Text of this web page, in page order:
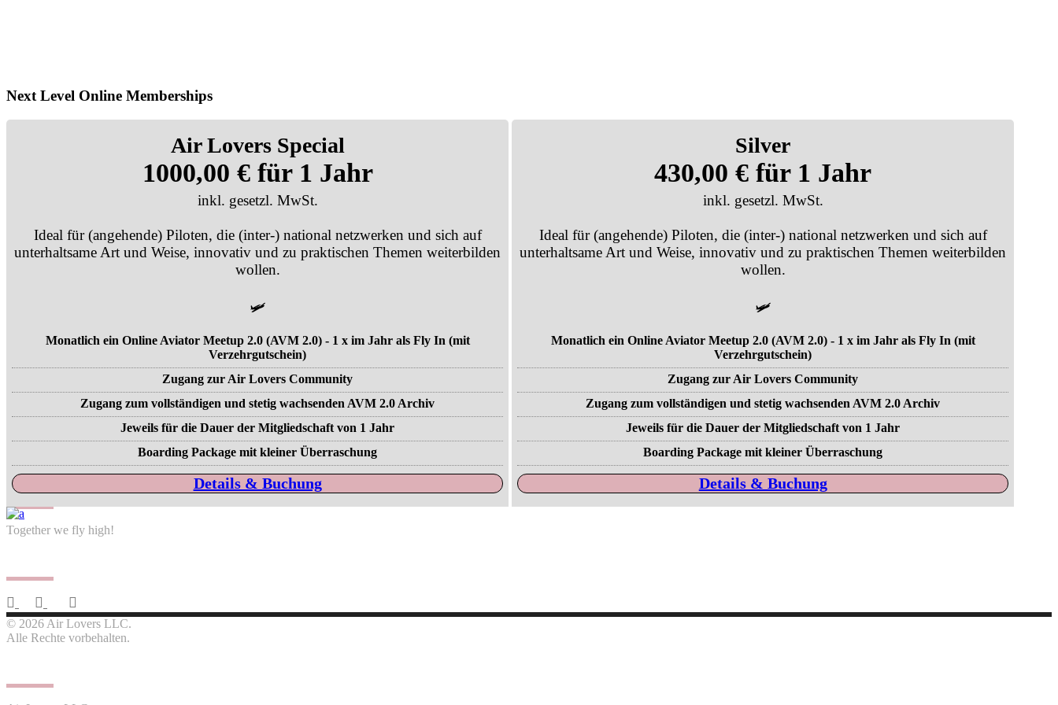
Next Level Online Memberships
Air Lovers Special
1000,00 € für 1 Jahr
inkl. gesetzl. MwSt.
Ideal für (angehende) Piloten, die (inter-) national netzwerken und sich auf
unterhaltsame Art und Weise, innovativ und zu praktischen Themen weiterbilden
wollen.
🛩️
Monatlich ein Online Aviator Meetup 2.0 (AVM 2.0) - 1 x im Jahr als Fly In (mit
Verzehrgutschein)
Zugang zur Air Lovers Community
Zugang zum vollständigen und stetig wachsenden AVM 2.0 Archiv
Jeweils für die Dauer der Mitgliedschaft von 1 Jahr
Boarding Package mit kleiner Überraschung
Details & Buchung
Silver
430,00 € für 1 Jahr
inkl. gesetzl. MwSt.
Ideal für (angehende) Piloten, die (inter-) national netzwerken und sich auf
unterhaltsame Art und Weise, innovativ und zu praktischen Themen weiterbilden
wollen.
🛩️
Monatlich ein Online Aviator Meetup 2.0 (AVM 2.0) - 1 x im Jahr als Fly In (mit
Verzehrgutschein)
Zugang zur Air Lovers Community
Zugang zum vollständigen und stetig wachsenden AVM 2.0 Archiv
Jeweils für die Dauer der Mitgliedschaft von 1 Jahr
Boarding Package mit kleiner Überraschung
Details & Buchung
Together we fly high!
© 2026 Air Lovers LLC.
Alle Rechte vorbehalten.